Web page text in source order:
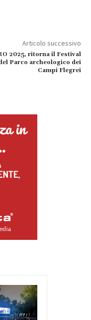
Articolo successivo
2025, ritorna il Festival
Parco archeologico dei
Campi Flegrei